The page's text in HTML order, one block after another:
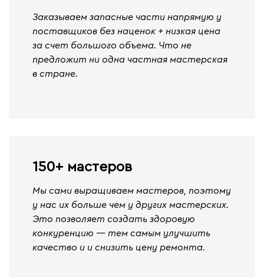
Заказываем запасные части напрямую у
поставщиков без наценок + низкая цена
за счет большого объема. Что не
предложит ни одна частная мастерская
в стране.
150+ мастеров
Мы сами выращиваем мастеров, поэтому
у нас их больше чем у других мастерских.
Это позволяет создать здоровую
конкуренцию — тем самым улучшить
качество и и снизить цену ремонта.